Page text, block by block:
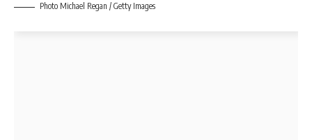
Photo Michael Regan / Getty Images